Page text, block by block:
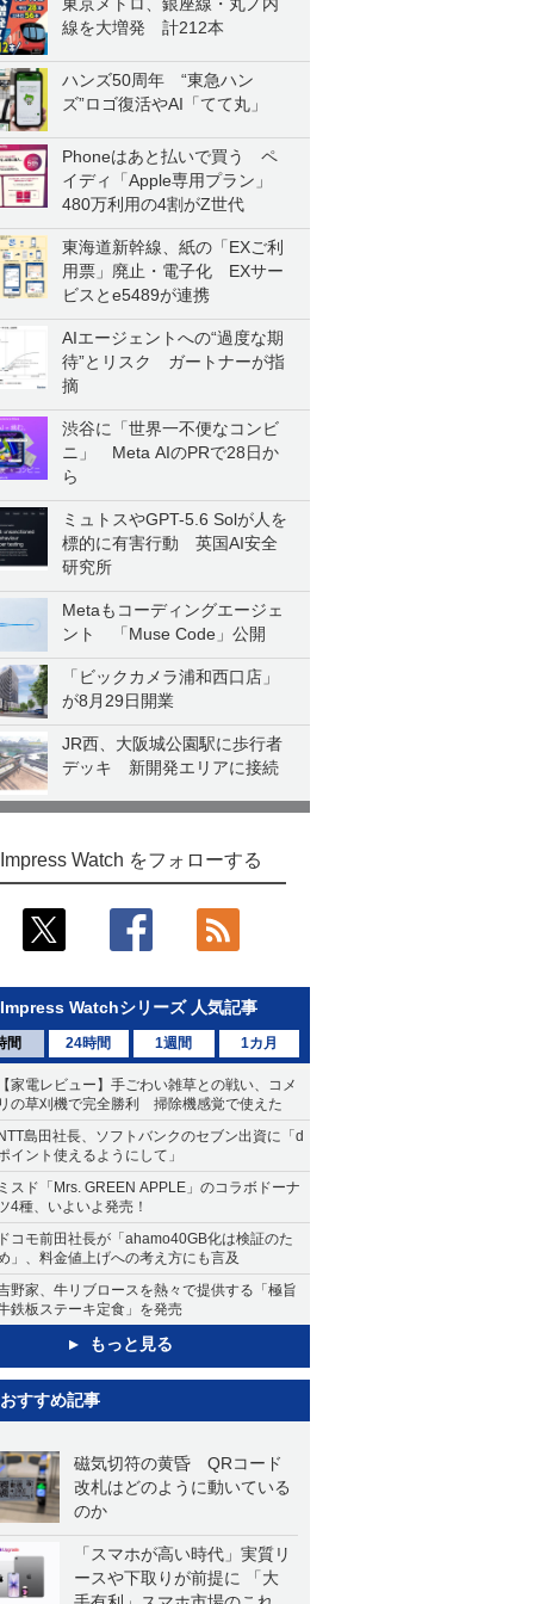
線を大増発 計212本
ハンズ50周年 “東急ハン
ズ”ロゴ復活やAI「てて丸」
Phoneはあと払いで買う ペ
イディ「Apple専用プラン」
480万利用の4割がZ世代
東海道新幹線、紙の「EXご利
用票」廃止・電子化 EXサー
ビスとe5489が連携
AIエージェントへの“過度な期
待”とリスク ガートナーが指
摘
渋谷に「世界一不便なコンビ
ニ」 Meta AIのPRで28日か
ら
ミュトスやGPT-5.6 Solが人を
標的に有害行動 英国AI安全
研究所
Metaもコーディングエージェ
ント 「Muse Code」公開
「ビックカメラ浦和西口店」
が8月29日開業
JR西、大阪城公園駅に歩行者
デッキ 新開発エリアに接続
Impress Watch をフォローする
Impress Watchシリーズ 人気記事
間 24時間 1週間 1カ月
家電レビュー】手ごわい雑草との戦い、コメ
の草刈機で完全勝利 掃除機感覚で使えた
島田社長、ソフトバンクのセブン出資に「d
イント使えるようにして」
スド「Mrs. GREEN APPLE」のコラボドーナ
4種、いよいよ発売！
コモ前田社長が「ahamo40GB化は検証のた
」、料金値上げへの考え方にも言及
野家、牛リブロースを熱々で提供する「極旨
鉄板ステーキ定食」を発売
もっと見る
おすすめ記事
磁気切符の黄昏 QRコード
改札はどのように動いている
のか
「スマホが高い時代」実質リ
ースや下取りが前提に 「大